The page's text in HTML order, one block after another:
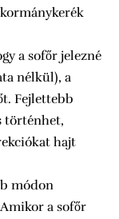
a sofőr jelezné
nélkül), a
Fejlettebb
történhet,
hajt
módon
a sofőr